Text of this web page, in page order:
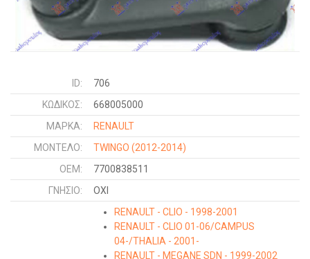
ID:
706
ΚΩΔΙΚΌΣ:
668005000
ΜΑΡΚΑ:
RENAULT
ΜΟΝΤΕΛΟ:
TWINGO (2012-2014)
OEM:
7700838511
ΓΝΉΣΙΟ:
ΟΧΙ
RENAULT - CLIO - 1998-2001
RENAULT - CLIO 01-06/CAMPUS
04-/THALIA - 2001-
RENAULT - MEGANE SDN - 1999-2002